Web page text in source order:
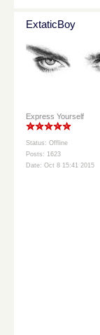
ExtaticBoy
Express Yourself
Status: Offline
Posts: 1623
Date: Oct 8 15:41 2015